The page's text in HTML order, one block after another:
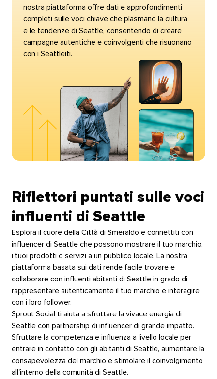
nostra piattaforma offre dati e approfondimenti
completi sulle voci chiave che plasmano la cultura
e le tendenze di Seattle, consentendo di creare
campagne autentiche e coinvolgenti che risuonano
con i Seattleiti.​​
Riflettori puntati sulle voci
influenti di Seattle​​
Esplora il cuore della Città di Smeraldo e connettiti con
influencer di Seattle che possono mostrare il tuo marchio,
i tuoi prodotti o servizi a un pubblico locale. La nostra
piattaforma basata sui dati rende facile trovare e
collaborare con influenti abitanti di Seattle in grado di
rappresentare autenticamente il tuo marchio e interagire
con i loro follower.​​
Sprout Social ti aiuta a sfruttare la vivace energia di
Seattle con partnership di influencer di grande impatto.
Sfruttare la competenza e influenza a livello locale per
entrare in contatto con gli abitanti di Seattle, aumentare la
consapevolezza del marchio e stimolare il coinvolgimento
all'interno della comunità di Seattle.​​